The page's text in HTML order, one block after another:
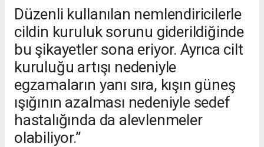
Düzenli kullanılan nemlendiricilerle
cildin kuruluk sorunu giderildiğinde
bu şikayetler sona eriyor. Ayrıca cilt
kuruluğu artışı nedeniyle
egzamaların yanı sıra, kışın güneş
ışığının azalması nedeniyle sedef
hastalığında da alevlenmeler
olabiliyor.”